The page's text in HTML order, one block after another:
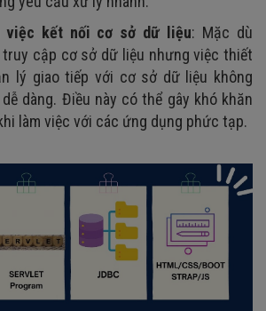
việc kết nối cơ sở dữ liệu: Mặc dù
cập cơ sở dữ liệu nhưng việc thiết
lý giao tiếp với cơ sở dữ liệu không
dàng. Điều này có thể gây khó khăn
làm việc với các ứng dụng phức tạp.